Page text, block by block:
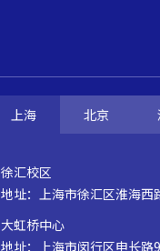
上海 北京
徐汇校区
地址：上海市徐汇区淮海西
大虹桥中心
地址：上海市闵行区申长